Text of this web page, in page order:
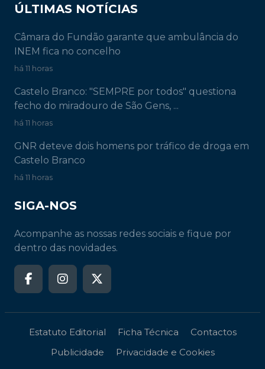
ÚLTIMAS NOTÍCIAS
Câmara do Fundão garante que ambulância do
INEM fica no concelho
há 11 horas
Castelo Branco: "SEMPRE por todos" questiona
fecho do miradouro de São Gens, ...
há 11 horas
GNR deteve dois homens por tráfico de droga em
Castelo Branco
há 11 horas
SIGA-NOS
Acompanhe as nossas redes sociais e fique por
dentro das novidades.
Estatuto Editorial Ficha Técnica
Contactos
Publicidade
Privacidade e Cookies